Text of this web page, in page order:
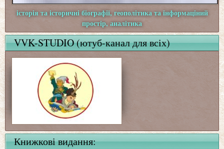
історія та історичні біографії, геополітика та інформаціний
простір, аналітика
VVK-STUDIO (ютуб-канал для всіх)
Книжкові видання: